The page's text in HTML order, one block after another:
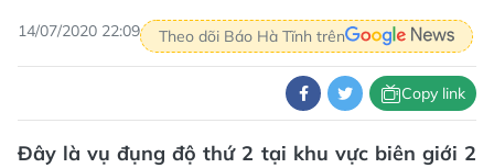
14/07/2020 22:09 Theo dõi Báo Hà Tĩnh trên
Copy link
Đây là vụ đụng độ thứ 2 tại khu vực biên giới 2